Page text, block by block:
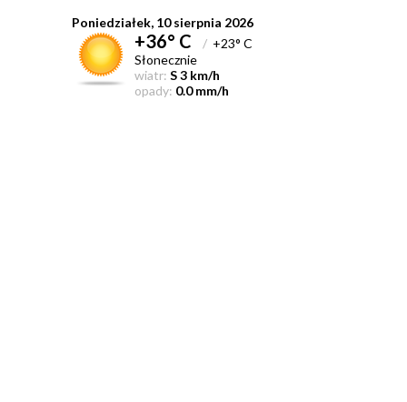
Poniedziałek, 10 sierpnia 2026
+36° C /+23° C
Słonecznie
wiatr: S 3 km/h
opady: 0.0 mm/h